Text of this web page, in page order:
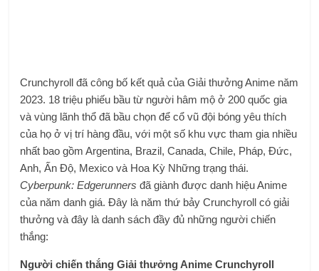
Crunchyroll đã công bố kết quả của Giải thưởng Anime năm
2023. 18 triệu phiếu bầu từ người hâm mộ ở 200 quốc gia
và vùng lãnh thổ đã bầu chọn để cổ vũ đội bóng yêu thích
của họ ở vị trí hàng đầu, với một số khu vực tham gia nhiều
nhất bao gồm Argentina, Brazil, Canada, Chile, Pháp, Đức,
Anh, Ấn Độ, Mexico và Hoa Kỳ Những trạng thái.
Cyberpunk: Edgerunners đã giành được danh hiệu Anime
của năm danh giá. Đây là năm thứ bảy Crunchyroll có giải
thưởng và đây là danh sách đầy đủ những người chiến
thắng:
Người chiến thắng Giải thưởng Anime Crunchyroll